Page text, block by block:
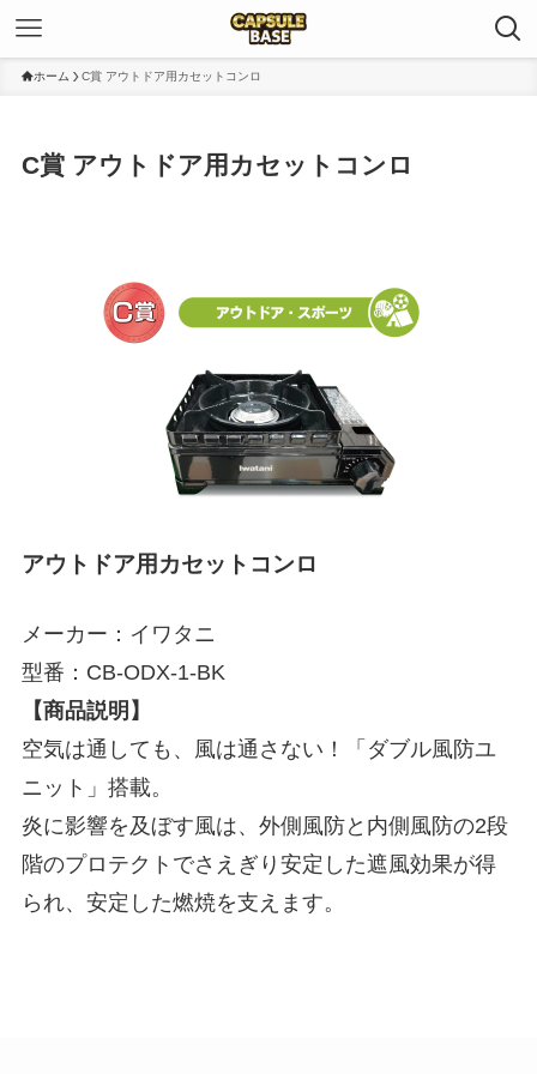
ホーム C賞 アウトドア用カセットコンロ
C賞 アウトドア用カセットコンロ
アウトドア用カセットコンロ
メーカー：イワタニ
型番：CB-ODX-1-BK
【商品説明】
空気は通しても、風は通さない！「ダブル風防ユ
ニット」搭載。
炎に影響を及ぼす風は、外側風防と内側風防の2段
階のプロテクトでさえぎり安定した遮風効果が得
られ、安定した燃焼を支えます。